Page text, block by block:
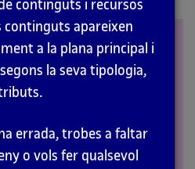
continguts i recursos
continguts apareixen
a la plana principal i
la seva tipologia,
errada, trobes a faltar
o vols fer qualsevol